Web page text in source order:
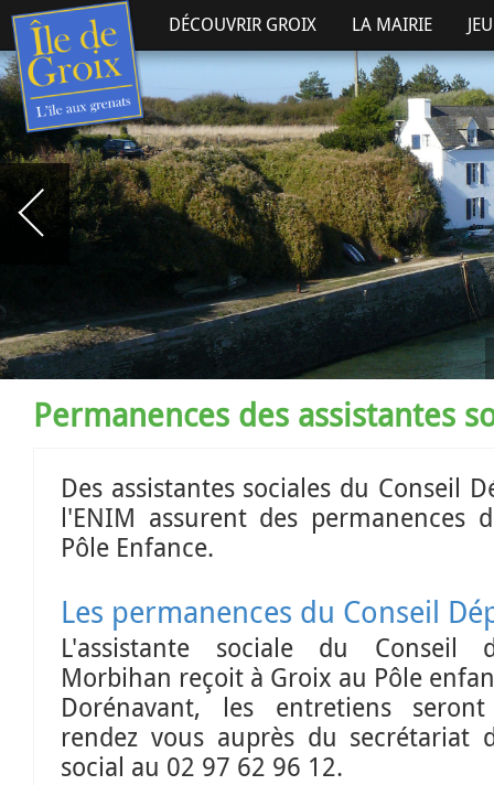
DÉCOUVRIR GROIX LA MAIRIE
Permanences des assistantes
Des assistantes sociales du Conseil
l'ENIM assurent des permanences
Pôle Enfance.
Les permanences du Conseil
L'assistante sociale du Conseil
Morbihan reçoit à Groix au Pôle
Dorénavant, les entretiens
rendez vous auprès du secrétariat
social au 02 97 62 96 12.